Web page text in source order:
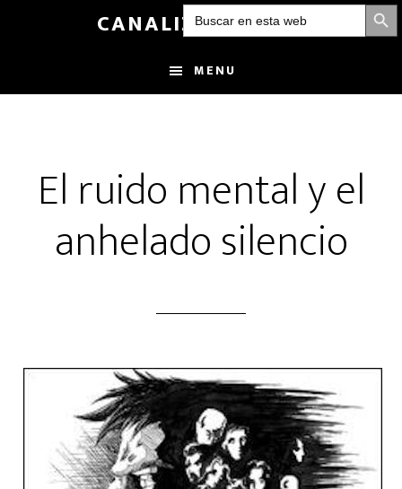
Buscar:
content
CANALIZANDOLUZ
MENU
El ruido mental y el
anhelado silencio